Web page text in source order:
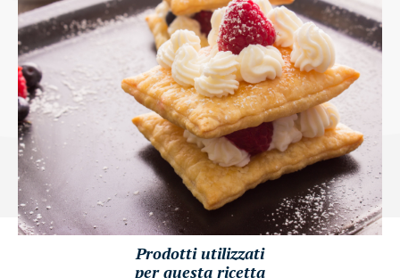
Prodotti utilizzati
per questa ricetta